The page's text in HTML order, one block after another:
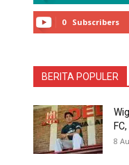
0 Subscribers
BERITA POPULER
8